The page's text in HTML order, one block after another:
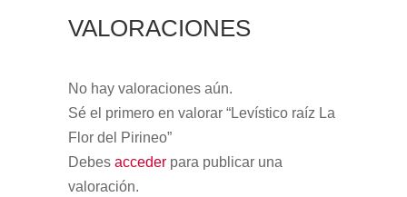
VALORACIONES
No hay valoraciones aún.
Sé el primero en valorar “Levístico raíz La
Flor del Pirineo”
Debes accederpara publicar una
valoración.